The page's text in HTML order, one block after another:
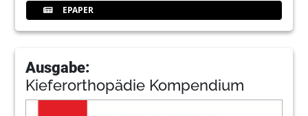
EPAPER
Ausgabe:
Kieferorthopädie Kompendium